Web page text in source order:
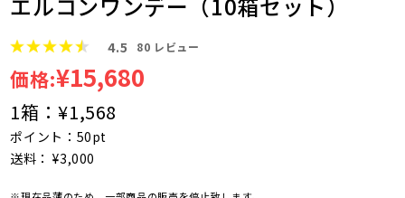
4.5 80 レビュー
価格:¥15,680
1箱：¥1,568
ポイント：50pt
送料： ¥3,000